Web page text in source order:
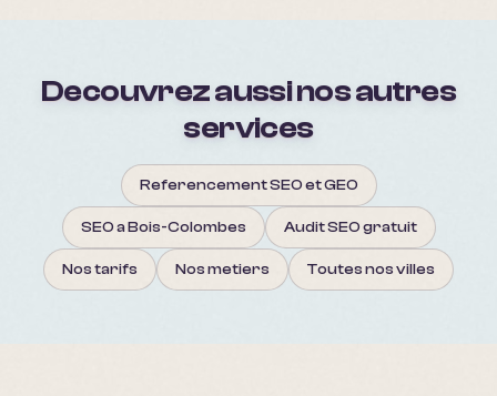
Decouvrez aussi nos autres
services
Referencement SEO et GEO
SEO a Bois-Colombes Audit SEO gratuit
Nos tarifs Nos metiers Toutes nos villes